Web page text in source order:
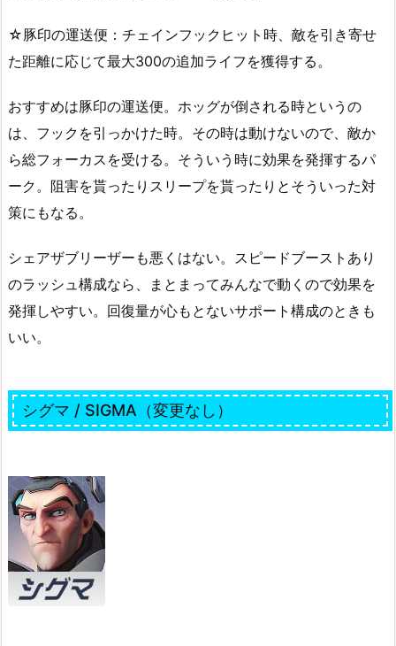
☆豚印の運送便：チェインフックヒット時、敵を引き寄せ
た距離に応じて最大300の追加ライフを獲得する。
おすすめは豚印の運送便。ホッグが倒される時というの
は、フックを引っかけた時。その時は動けないので、敵か
ら総フォーカスを受ける。そういう時に効果を発揮するパ
ーク。阻害を貰ったりスリープを貰ったりとそういった対
策にもなる。
シェアザブリーザーも悪くはない。スピードブーストあり
のラッシュ構成なら、まとまってみんなで動くので効果を
発揮しやすい。回復量が心もとないサポート構成のときも
いい。
シグマ / SIGMA（変更なし）